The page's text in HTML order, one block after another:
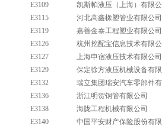
E3109
凯斯帕液压（上海）有限
E3115
河北高鑫橡塑管业有限公司
E3119
嘉善金泰工程塑业有限公司
E3126
杭州挖配宝信息技术有限
E3127
上海申宿液压技术有限公司
E3129
保定徐方液压机械设备有
E3132
瑞立集团瑞安汽车零部件
E3136
浙江明贺钢管有限公司
E3138
海陇工程机械有限公司
E3140
中国平安财产保险股份有